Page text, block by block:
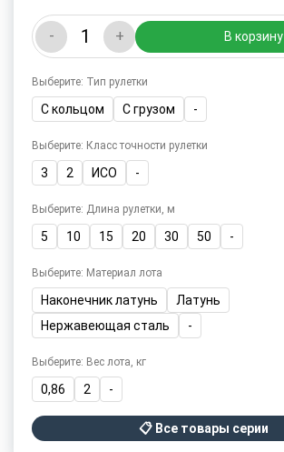
- + В корзину
Выберите: Тип рулетки
С кольцом С грузом -
Выберите: Класс точности рулетки
3 2 ИСО -
Выберите: Длина рулетки, м
5 10 15 20 30 50 -
Выберите: Материал лота
Наконечник латунь
Латунь
Нержавеющая сталь
-
Выберите: Вес лота, кг
0,86 2 -
📋 Все товары серии